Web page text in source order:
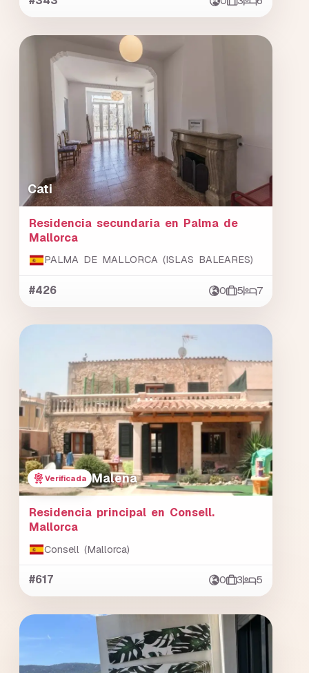
Cati
Residencia secundaria en Palma de
Mallorca
PALMA DE MALLORCA (ISLAS BALEARES)
#426 0 5 7
Verificada Malena
Residencia principal en Consell.
Mallorca
Consell (Mallorca)
#617 0 3 5